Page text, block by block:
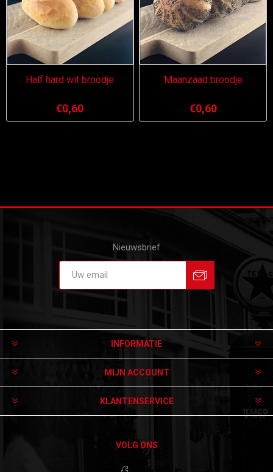
Half hard wit broodje
€0,60
Maanzaad broodje
€0,60
Nieuwsbrief
INFORMATIE
MIJN ACCOUNT
KLANTENSERVICE
VOLG ONS